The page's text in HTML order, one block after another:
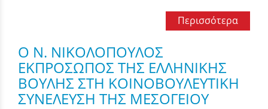
Περισσότερα
Ο Ν. ΝΙΚΟΛΟΠΟΥΛΟΣ
ΕΚΠΡΟΣΩΠΟΣ ΤΗΣ ΕΛΛΗΝΙΚΗΣ
ΒΟΥΛΗΣ ΣΤΗ ΚΟΙΝΟΒΟΥΛΕΥΤΙΚΗ
ΣΥΝΕΛΕΥΣΗ ΤΗΣ ΜΕΣΟΓΕΙΟΥ